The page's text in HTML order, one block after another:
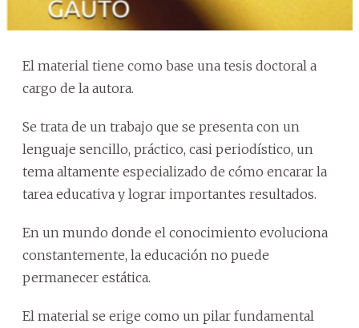
El material tiene como base una tesis doctoral a
cargo de la autora.
Se trata de un trabajo que se presenta con un
lenguaje sencillo, práctico, casi periodístico, un
tema altamente especializado de cómo encarar la
tarea educativa y lograr importantes resultados.
En un mundo donde el conocimiento evoluciona
constantemente, la educación no puede
permanecer estática.
El material se erige como un pilar fundamental